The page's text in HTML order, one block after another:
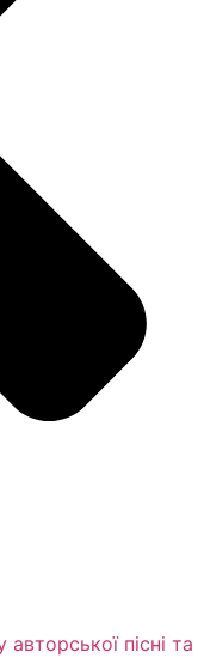
авторської пісні та